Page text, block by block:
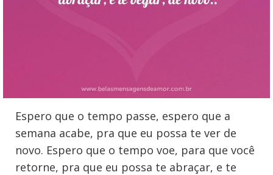
Espero que o tempo passe, espero que a
semana acabe, pra que eu possa te ver de
novo. Espero que o tempo voe, para que você
retorne, pra que eu possa te abraçar, e te